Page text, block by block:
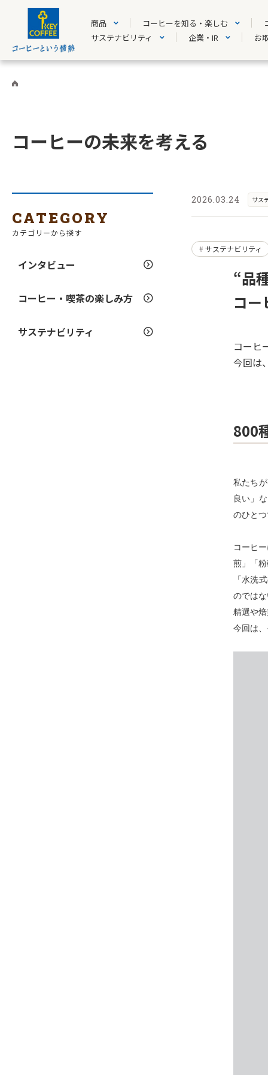
商品 コーヒーを知る・楽しむ
サステナビリティ
企業・IR お
コーヒーの未来を考える
CATEGORY
カテゴリーから探す
インタビュー
コーヒー・喫茶の楽しみ方
サステナビリティ
2026.03.24 サス
サステナビリティ
“品
コー
コーヒ
今回は
800
私たち
良い」
のひと
コーヒ
煎」「
「水洗
のでは
精選や
今回は